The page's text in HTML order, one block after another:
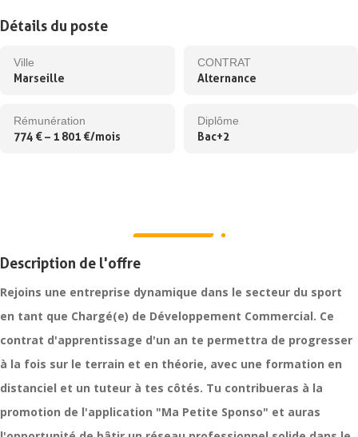
Détails du poste
Ville
Marseille
CONTRAT
Alternance
Rémunération
774 € – 1 801 €/mois
Diplôme
Bac+2
Description de l'offre
Rejoins une entreprise dynamique dans le secteur du sport
en tant que Chargé(e) de Développement Commercial. Ce
contrat d'apprentissage d'un an te permettra de progresser
à la fois sur le terrain et en théorie, avec une formation en
distanciel et un tuteur à tes côtés. Tu contribueras à la
promotion de l'application "Ma Petite Sponso" et auras